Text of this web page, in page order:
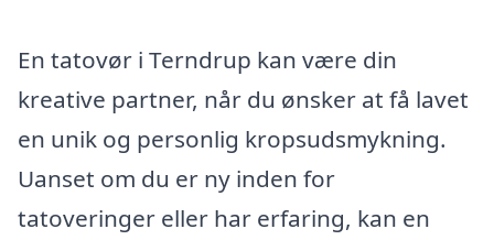
En tatovør i Terndrup kan være din
kreative partner, når du ønsker at få lavet
en unik og personlig kropsudsmykning.
Uanset om du er ny inden for
tatoveringer eller har erfaring, kan en